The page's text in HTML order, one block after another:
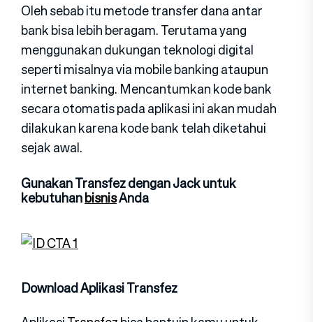
Oleh sebab itu metode transfer dana antar
bank bisa lebih beragam. Terutama yang
menggunakan dukungan teknologi digital
seperti misalnya via mobile banking ataupun
internet banking. Mencantumkan kode bank
secara otomatis pada aplikasi ini akan mudah
dilakukan karena kode bank telah diketahui
sejak awal.
Gunakan Transfez dengan Jack untuk
kebutuhanbisnisAnda
Download Aplikasi Transfez